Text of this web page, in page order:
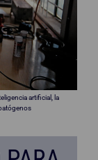
artificial, la